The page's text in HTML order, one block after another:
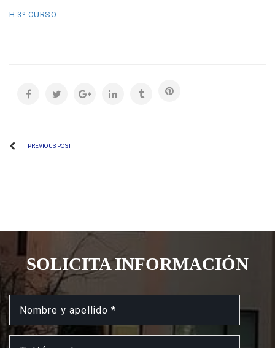
H 3º CURSO
PREVIOUS POST
SOLICITA INFORMACIÓN